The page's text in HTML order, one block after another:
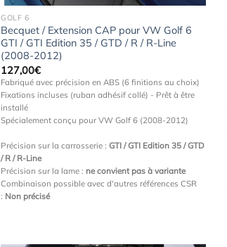
GOLF 6
Becquet / Extension CAP pour VW Golf 6
GTI / GTI Edition 35 / GTD / R / R-Line
(2008-2012)
127,00€
Fabriqué avec précision en ABS (6 finitions au choix)
Fixations incluses (ruban adhésif collé) - Prêt à être
installé
Spécialement conçu pour VW Golf 6 (2008-2012)
Précision sur la carrosserie :GTI / GTI Edition 35 / GTD
/ R / R-Line
Précision sur la lame : ne convient pas à variante
Combinaison possible avec d'autres références CSR
: Non précisé